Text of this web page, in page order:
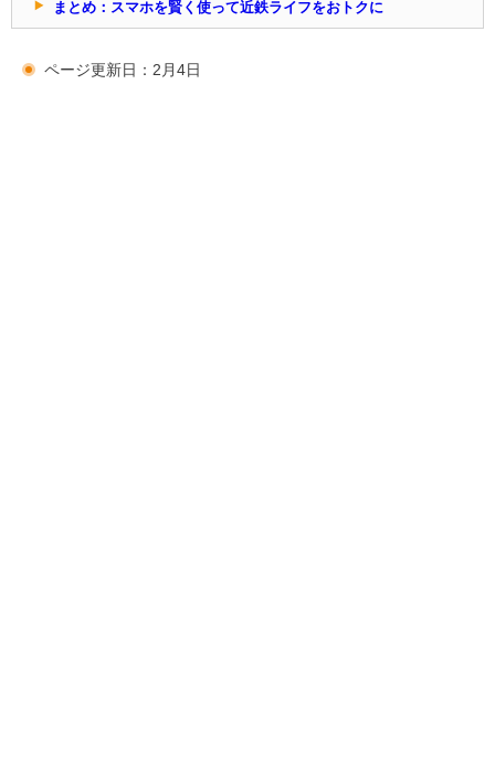
まとめ：スマホを賢く使って近鉄ライフをおトクに
ページ更新日：2月4日